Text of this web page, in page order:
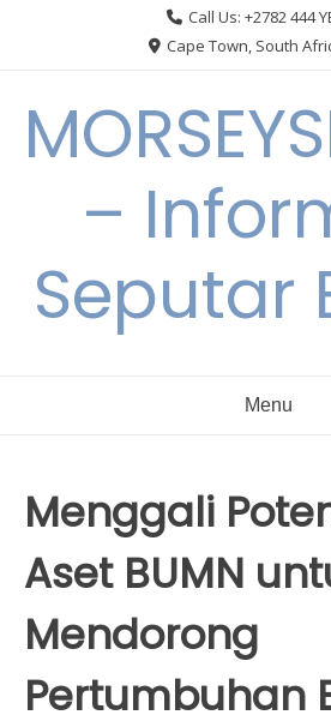
Call Us: +2782 444
Cape Town, South
–
Seputar
Menu
Menggali
Aset BUMN
Mendorong
Pertumbuhan